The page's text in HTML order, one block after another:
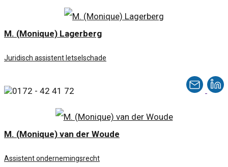
M. (Monique) Lagerberg
Juridisch assistent letselschade
0172 - 42 41 72
M. (Monique) van der Woude
Assistent ondernemingsrecht